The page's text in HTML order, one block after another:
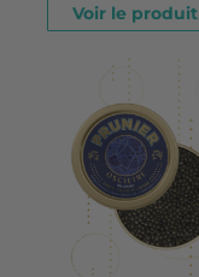
Voir le produit